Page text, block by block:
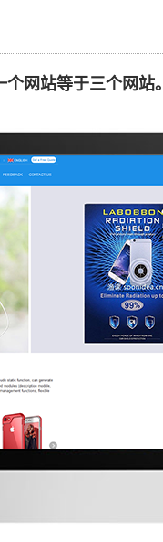
网站等于三个网站。